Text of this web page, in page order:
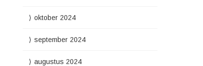
oktober 2024
september 2024
augustus 2024